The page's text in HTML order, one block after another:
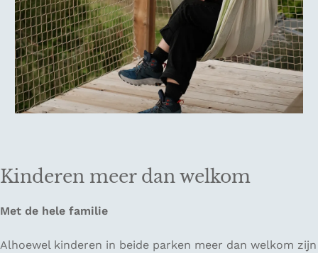
Kinderen meer dan welkom
Met de hele familie
Alhoewel kinderen in beide parken meer dan welkom zijn